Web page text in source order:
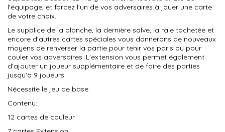
l'équipage, et forcez l'un de vos adversaires à jouer une carte
de votre choix.
Le supplice de la planche, la dernière salve, la raie tachetée et
encore d'autres cartes spéciales vous donnerons de nouveaux
moyens de renverser la partie pour tenir vos paris ou pour
couler vos adversaires. L'extension vous permet également
d'ajouter un joueur supplémentaire et de faire des parties
jusqu'à 9 joueurs.
Nécessite le jeu de base.
Contenu:
12 cartes de couleur